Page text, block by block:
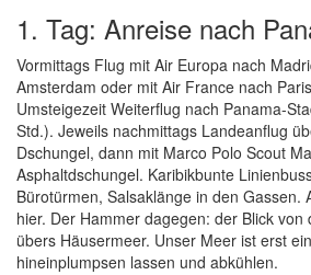
1. Tag: Anreise nach
Vormittags Flug mit Air Europa nach
Amsterdam oder mit Air France nach
Umsteigezeit Weiterflug nach Panama-
Std.). Jeweils nachmittags Landeanflug
Dschungel, dann mit Marco Polo Scout
Asphaltdschungel. Karibikbunte
Bürotürmen, Salsaklänge in den Gassen.
hier. Der Hammer dagegen: der Blick
übers Häusermeer. Unser Meer ist erst
hineinplumpsen lassen und abkühlen.